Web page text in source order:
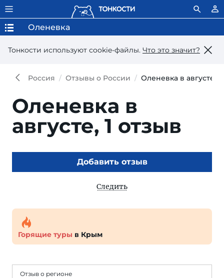
Тонкости используют сookie-файлы. Что это значит?
Оленевка
Россия Отзывы о России Оленевка в августе
Оленевка в
августе, 1 отзыв
Добавить отзыв
Следить
Горящие туры в Крым
Отзыв о регионе